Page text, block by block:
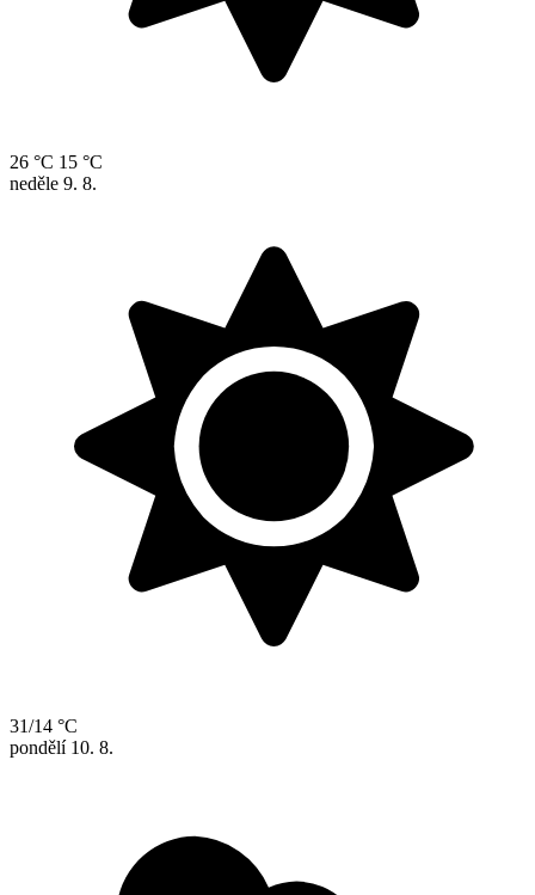
26 °C 15 °C
neděle 9. 8.
31/14 °C
pondělí 10. 8.